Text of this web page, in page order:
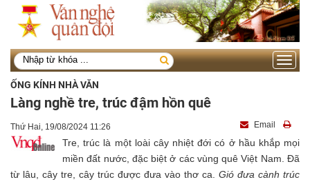
Toggle
ỐNG KÍNH NHÀ VĂN
Làng nghề tre, trúc đậm hồn quê
Thứ Hai, 19/08/2024 11:26 Email
Tre, trúc là một loài cây nhiệt đới có ở hầu khắp mọi
miền đất nước, đặc biệt ở các vùng quê Việt Nam. Đã
từ lâu, cây tre, cây trúc được đưa vào thơ ca. Gió đưa cành trúc